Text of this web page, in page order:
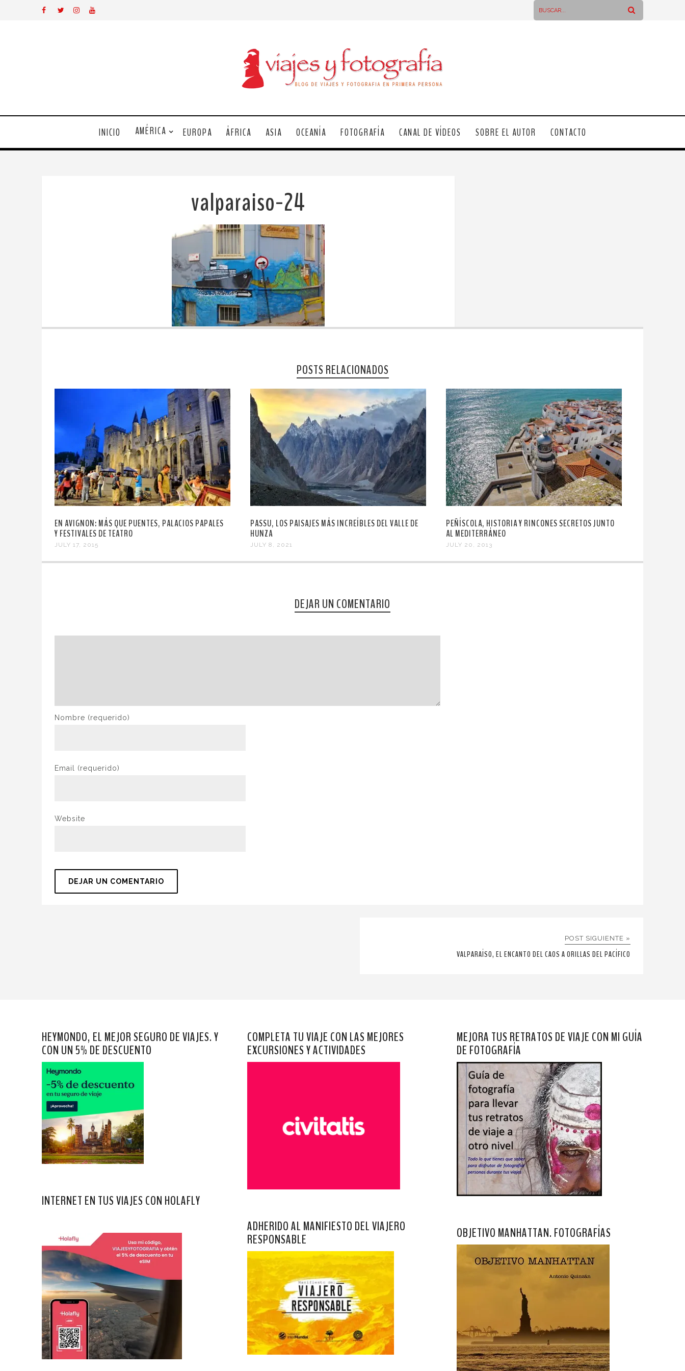
INICIO AMÉRICA EUROPA ÁFRICA ASIA OCEANÍA FOTOGRAFÍA CANAL DE VÍDEOS SOBRE EL AUTOR CONTACTO
valparaiso-24
POSTS RELACIONADOS
EN AVIGNON: MÁS QUE PUENTES, PALACIOS PAPALES
Y FESTIVALES DE TEATRO
JULY 17, 2015
PASSU, LOS PAISAJES MÁS INCREÍBLES DEL VALLE DE
HUNZA
JULY 8, 2021
PEÑÍSCOLA, HISTORIA Y RINCONES SECRETOS JUNTO
AL MEDITERRÁNEO
JULY 20, 2013
DEJAR UN COMENTARIO
Nombre (requerido)
Email (requerido)
Website
POST SIGUIENTE »
VALPARAÍSO, EL ENCANTO DEL CAOS A ORILLAS DEL PACÍFICO
HEYMONDO, EL MEJOR SEGURO DE VIAJES. Y
CON UN 5% DE DESCUENTO
INTERNET EN TUS VIAJES CON HOLAFLY
COMPLETA TU VIAJE CON LAS MEJORES
EXCURSIONES Y ACTIVIDADES
ADHERIDO AL MANIFIESTO DEL VIAJERO
RESPONSABLE
MEJORA TUS RETRATOS DE VIAJE CON MI GUÍA
DE FOTOGRAFÍA
OBJETIVO MANHATTAN. FOTOGRAFÍAS